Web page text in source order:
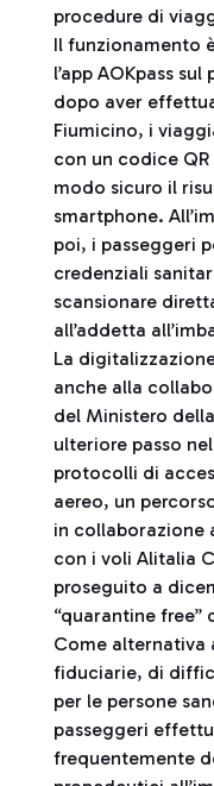
procedure di
Il funzionamento
l’app AOKpass
dopo aver
Fiumicino, i
con un codice
modo sicuro il
smartphone.
poi, i passeggeri
credenziali
scansionare
all’addetta
La
anche alla
del Ministero
ulteriore passo
protocolli di
aereo, un
in collaborazione
con i voli Alitalia
proseguito a
“quarantine free”
Come alternativa
fiduciarie, di
per le persone
passeggeri
frequentemente